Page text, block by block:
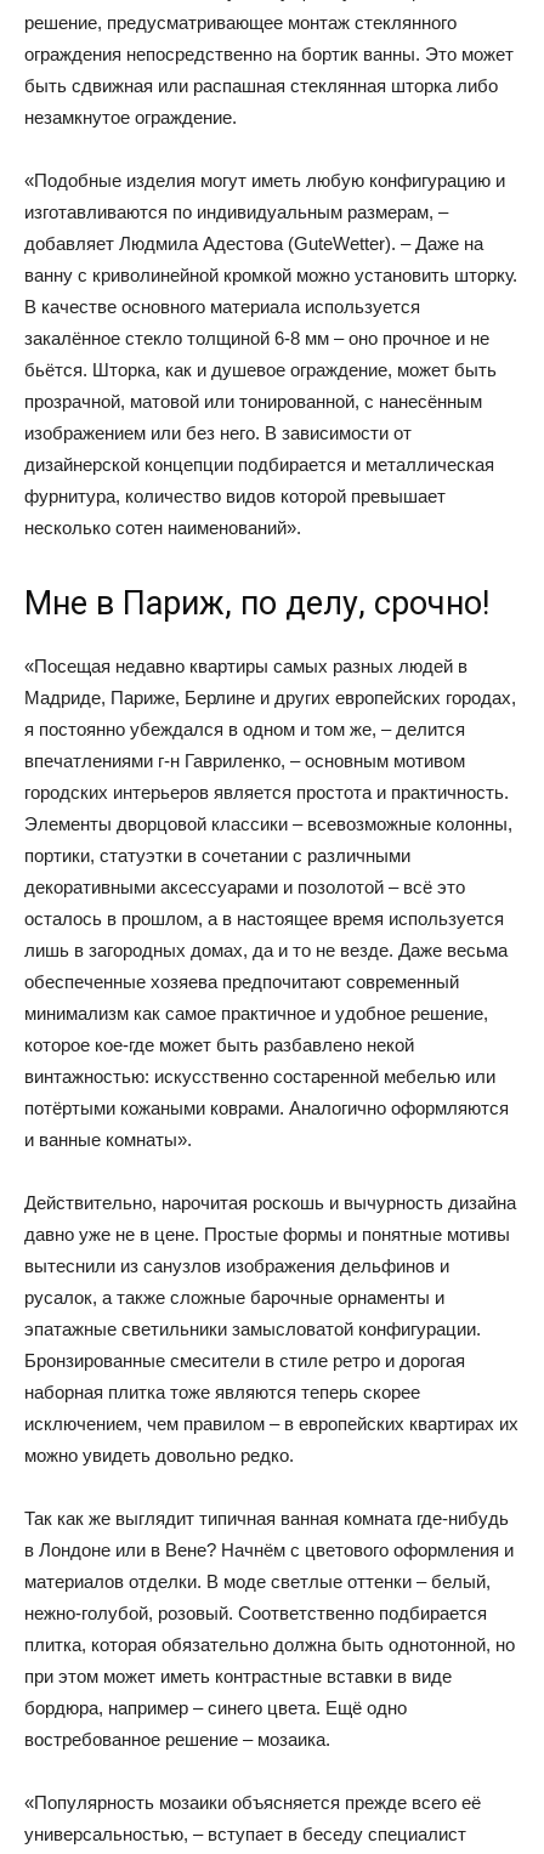
решение, предусматривающее монтаж стеклянного
ограждения непосредственно на бортик ванны. Это может
быть сдвижная или распашная стеклянная шторка либо
незамкнутое ограждение.
«Подобные изделия могут иметь любую конфигурацию и
изготавливаются по индивидуальным размерам, –
добавляет Людмила Адестова (GuteWetter). – Даже на
ванну с криволинейной кромкой можно установить шторку.
В качестве основного материала используется
закалённое стекло толщиной 6-8 мм – оно прочное и не
бьётся. Шторка, как и душевое ограждение, может быть
прозрачной, матовой или тонированной, с нанесённым
изображением или без него. В зависимости от
дизайнерской концепции подбирается и металлическая
фурнитура, количество видов которой превышает
несколько сотен наименований».
Мне в Париж, по делу, срочно!
«Посещая недавно квартиры самых разных людей в
Мадриде, Париже, Берлине и других европейских городах,
я постоянно убеждался в одном и том же, – делится
впечатлениями г-н Гавриленко, – основным мотивом
городских интерьеров является простота и практичность.
Элементы дворцовой классики – всевозможные колонны,
портики, статуэтки в сочетании с различными
декоративными аксессуарами и позолотой – всё это
осталось в прошлом, а в настоящее время используется
лишь в загородных домах, да и то не везде. Даже весьма
обеспеченные хозяева предпочитают современный
минимализм как самое практичное и удобное решение,
которое кое-где может быть разбавлено некой
винтажностью: искусственно состаренной мебелью или
потёртыми кожаными коврами. Аналогично оформляются
и ванные комнаты».
Действительно, нарочитая роскошь и вычурность дизайна
давно уже не в цене. Простые формы и понятные мотивы
вытеснили из санузлов изображения дельфинов и
русалок, а также сложные барочные орнаменты и
эпатажные светильники замысловатой конфигурации.
Бронзированные смесители в стиле ретро и дорогая
наборная плитка тоже являются теперь скорее
исключением, чем правилом – в европейских квартирах их
можно увидеть довольно редко.
Так как же выглядит типичная ванная комната где-нибудь
в Лондоне или в Вене? Начнём с цветового оформления и
материалов отделки. В моде светлые оттенки – белый,
нежно-голубой, розовый. Соответственно подбирается
плитка, которая обязательно должна быть однотонной, но
при этом может иметь контрастные вставки в виде
бордюра, например – синего цвета. Ещё одно
востребованное решение – мозаика.
«Популярность мозаики объясняется прежде всего её
универсальностью, – вступает в беседу специалист